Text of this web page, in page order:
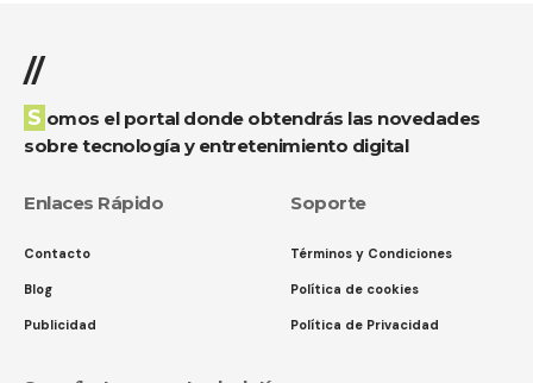
//
Somos el portal donde obtendrás las novedades
sobre tecnología y entretenimiento digital
Enlaces Rápido
Contacto
Blog
Publicidad
Soporte
Términos y Condiciones
Política de cookies
Política de Privacidad